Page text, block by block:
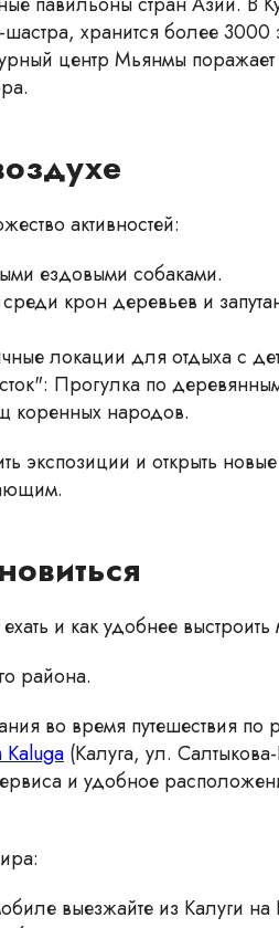
хранится более 3000
центр Мьянмы
активностей:
ездовыми собаками.
крон деревьев и
локации для отдыха с
Прогулка по
коренных народов.
экспозиции и открыть новые
и как удобнее
района.
во время путешествия по
(Калуга, ул.
и удобное
выезжайте из Калуги